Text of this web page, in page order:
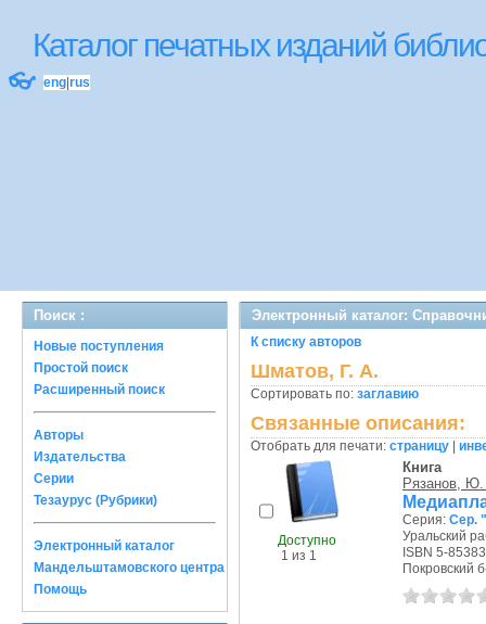
Каталог печатных изданий
👓 eng rus
Поиск :
Новые поступления
Простой поиск
Расширенный поиск
Авторы
Издательства
Серии
Тезаурус (Рубрики)
Электронный каталог
Мандельштамовского центра
Помощь
Электронный каталог:
К списку авторов
Шматов, Г. А.
Сортировать по: заглавию
Связанные описания:
Отобрать для печати: страницу
Доступно
1 из 1
Книга
Рязанов, Ю.
Серия: Сер.
Уральский
ISBN 5-
Покровский